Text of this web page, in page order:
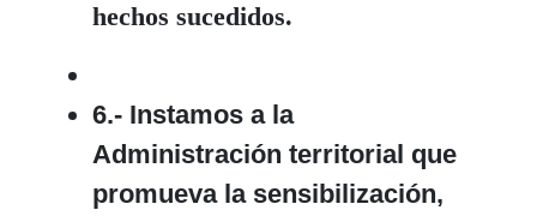
hechos sucedidos.
6.- Instamos a la
Administración territorial que
promueva la sensibilización,